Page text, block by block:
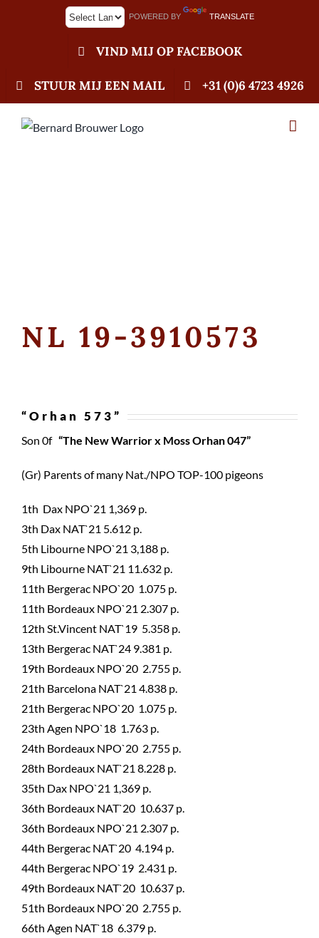
POWERED BY TRANSLATE
VIND MIJ OP FACEBOOK
STUUR MIJ EEN MAIL +31 (0)6 4723 4926
NL 19-3910573
“Orhan 573”
Son 0f “The New Warrior x Moss Orhan 047”
(Gr) Parents of many Nat./NPO TOP-100 pigeons
1th Dax NPO`21 1,369 p.
3th Dax NAT`21 5.612 p.
5th Libourne NPO`21 3,188 p.
9th Libourne NAT`21 11.632 p.
11th Bergerac NPO`20 1.075 p.
11th Bordeaux NPO`21 2.307 p.
12th St.Vincent NAT`19 5.358 p.
13th Bergerac NAT`24 9.381 p.
19th Bordeaux NPO`20 2.755 p.
21th Barcelona NAT`21 4.838 p.
21th Bergerac NPO`20 1.075 p.
23th Agen NPO`18 1.763 p.
24th Bordeaux NPO`20 2.755 p.
28th Bordeaux NAT`21 8.228 p.
35th Dax NPO`21 1,369 p.
36th Bordeaux NAT`20 10.637 p.
36th Bordeaux NPO`21 2.307 p.
44th Bergerac NAT`20 4.194 p.
44th Bergerac NPO`19 2.431 p.
49th Bordeaux NAT`20 10.637 p.
51th Bordeaux NPO`20 2.755 p.
66th Agen NAT`18 6.379 p.